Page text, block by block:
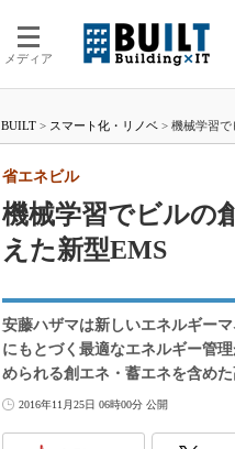
メディア
BUILT > スマート化・リノベ > 機械学習で
機械学習でビルの
えた新型EMS
省エネビル
安藤ハザマは新しいエネルギー
にもとづく最適なエネルギー管
められる創エネ・蓄エネを含め
2016年11月25日 06時00分 公開